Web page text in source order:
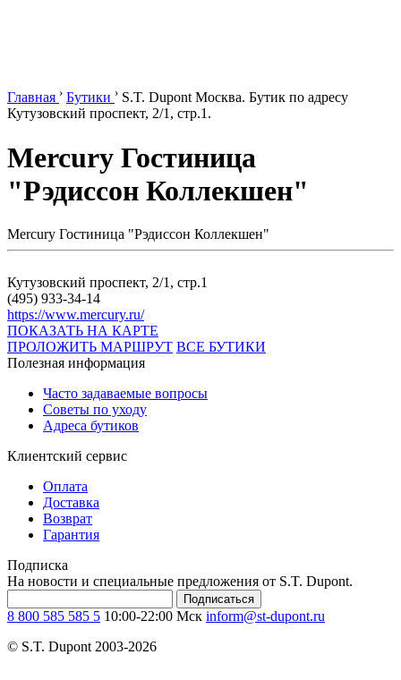
Главная › Бутики › S.T. Dupont Москва. Бутик по адресу
Кутузовский проспект, 2/1, стр.1.
Mercury Гостиница
"Рэдиссон Коллекшен"
Mercury Гостиница "Рэдиссон Коллекшен"
Кутузовский проспект, 2/1, стр.1
(495) 933-34-14
https://www.mercury.ru/
ПОКАЗАТЬ НА КАРТЕ
ПРОЛОЖИТЬ МАРШРУТ ВСЕ БУТИКИ
Полезная информация
Часто задаваемые вопросы
Советы по уходу
Адреса бутиков
Клиентский сервис
Оплата
Доставка
Возврат
Гарантия
Подписка
На новости и специальные предложения от S.T. Dupont.
Подписаться
8 800 585 585 5 10:00-22:00 Мск inform@st-dupont.ru
© S.T. Dupont 2003-2026